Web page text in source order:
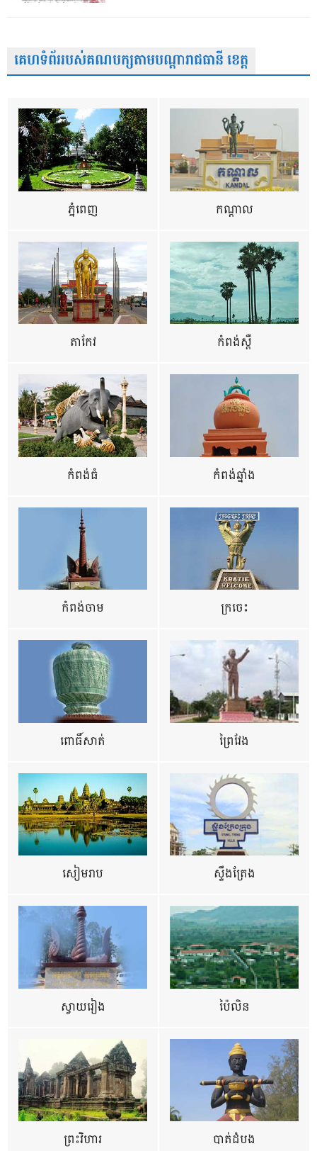
គេហទំព័ររបស់គណបក្សតាមបណ្តារាជធានី ខេត្ត
ភ្នំពេញ កណ្តាល
តាកែវ កំពង់ស្ពឺ
កំពង់ធំ កំពង់ឆ្នាំង
កំពង់ចាម ក្រចេះ
ពោធិ៍សាត់ ព្រៃវែង
សៀមរាប ស្ទឹងត្រែង
ស្វាយរៀង ប៉ៃលិន
ព្រះវិហារ បាត់ដំបង